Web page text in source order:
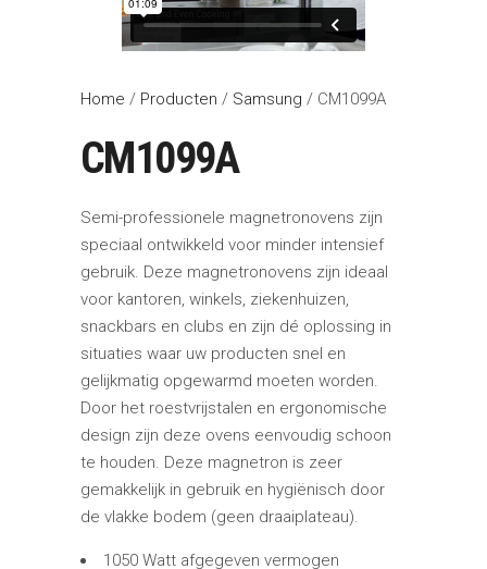
Home / Producten / Samsung / CM1099A
CM1099A
Semi-professionele magnetronovens zijn
speciaal ontwikkeld voor minder intensief
gebruik. Deze magnetronovens zijn ideaal
voor kantoren, winkels, ziekenhuizen,
snackbars en clubs en zijn dé oplossing in
situaties waar uw producten snel en
gelijkmatig opgewarmd moeten worden.
Door het roestvrijstalen en ergonomische
design zijn deze ovens eenvoudig schoon
te houden. Deze magnetron is zeer
gemakkelijk in gebruik en hygiënisch door
de vlakke bodem (geen draaiplateau).
1050 Watt afgegeven vermogen